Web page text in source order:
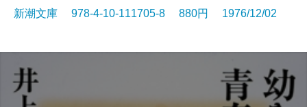
新潮文庫 978-4-10-111705-8 880円 1976/12/02